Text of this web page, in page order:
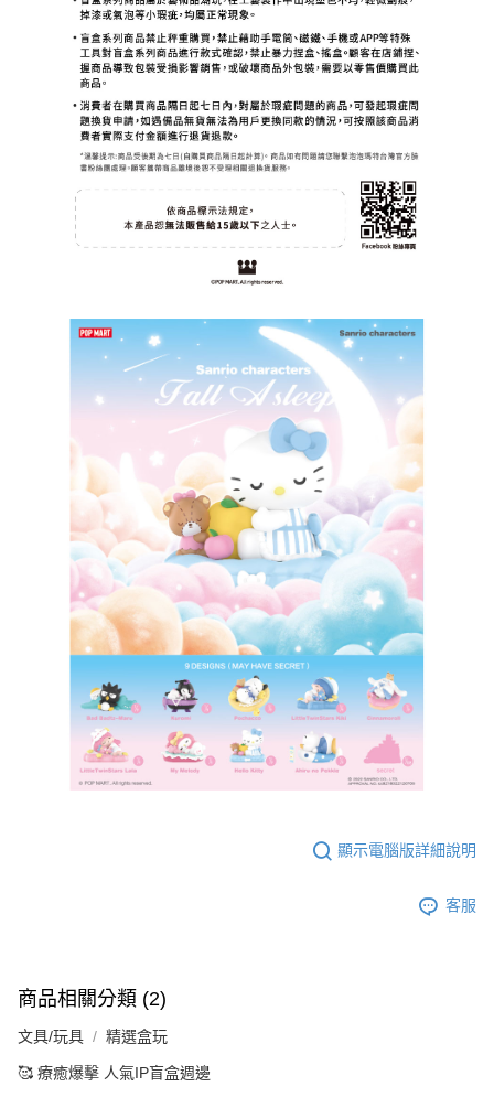
顯示電腦版詳細說明
客服
商品相關分類 (2)
文具/玩具 精選盒玩
🥰 療癒爆擊 人氣IP盲盒週邊